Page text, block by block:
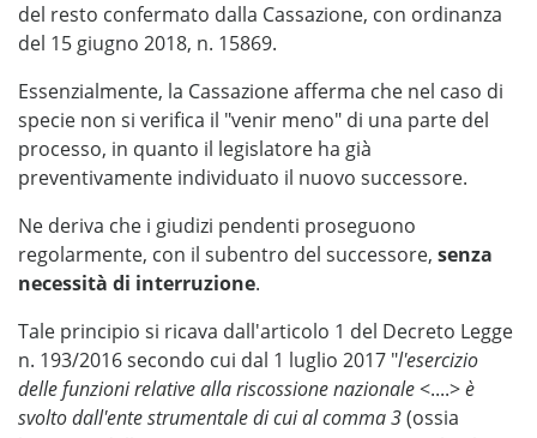
del resto confermato dalla Cassazione, con ordinanza
del 15 giugno 2018, n. 15869.
Essenzialmente, la Cassazione afferma che nel caso di
specie non si verifica il "venir meno" di una parte del
processo, in quanto il legislatore ha già
preventivamente individuato il nuovo successore.
Ne deriva che i giudizi pendenti proseguono
regolarmente, con il subentro del successore, senza
necessità di interruzione.
Tale principio si ricava dall'articolo 1 del Decreto Legge
n. 193/2016 secondo cui dal 1 luglio 2017 "l'esercizio
delle funzioni relative alla riscossione nazionale<....>è
svolto dall'ente strumentale di cui al comma 3(ossia